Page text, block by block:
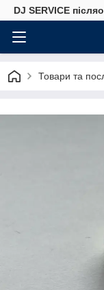
DJ SERVICE
Товари та